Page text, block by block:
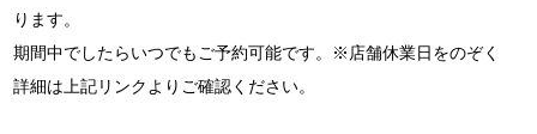
ります。
期間中でしたらいつでもご予約可能です。※店舗休業日をのぞく
詳細は上記リンクよりご確認ください。